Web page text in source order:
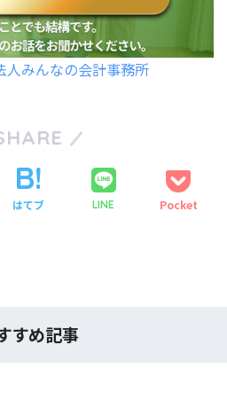
人みんなの会計事務所
はてブ LINE Pocket
すめ記事